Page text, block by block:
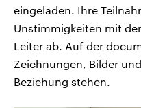
eingeladen. Ihre
Unstimmigkeiten mit
Leiter ab. Auf der
Zeichnungen, Bilder
Beziehung stehen.